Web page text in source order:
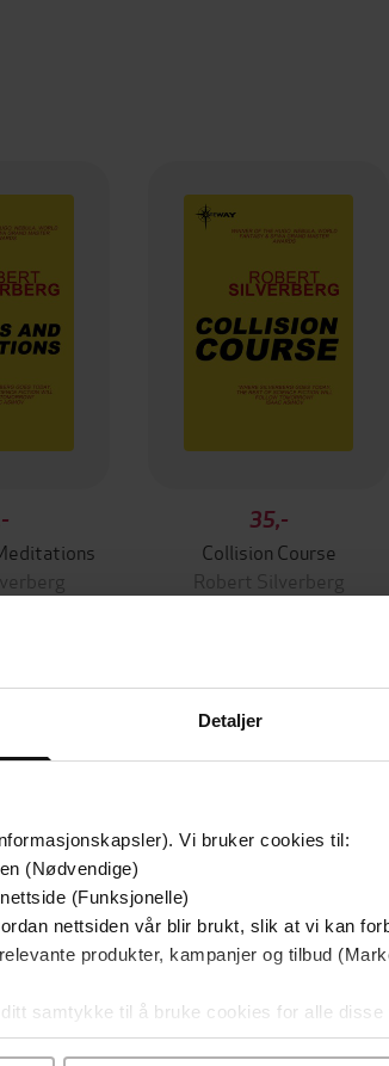
Detaljer
Vi bruker cookies til:
(Nødvendige)
(Funksjonelle)
nettsiden vår blir brukt, slik at vi kan
produkter, kampanjer og tilbud
samtykke til å bruke cookies for alle
å klikke på «Tilpass». Du kan når som
35,-
Collision Course
Robert Silverberg